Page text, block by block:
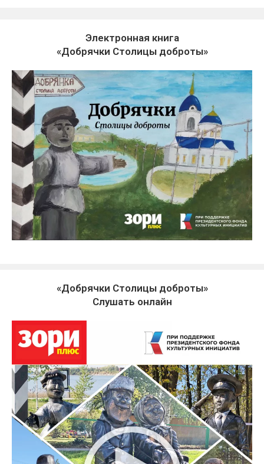
Электронная книга
«Добрячки Столицы доброты»
«Добрячки Столицы доброты»
Слушать онлайн